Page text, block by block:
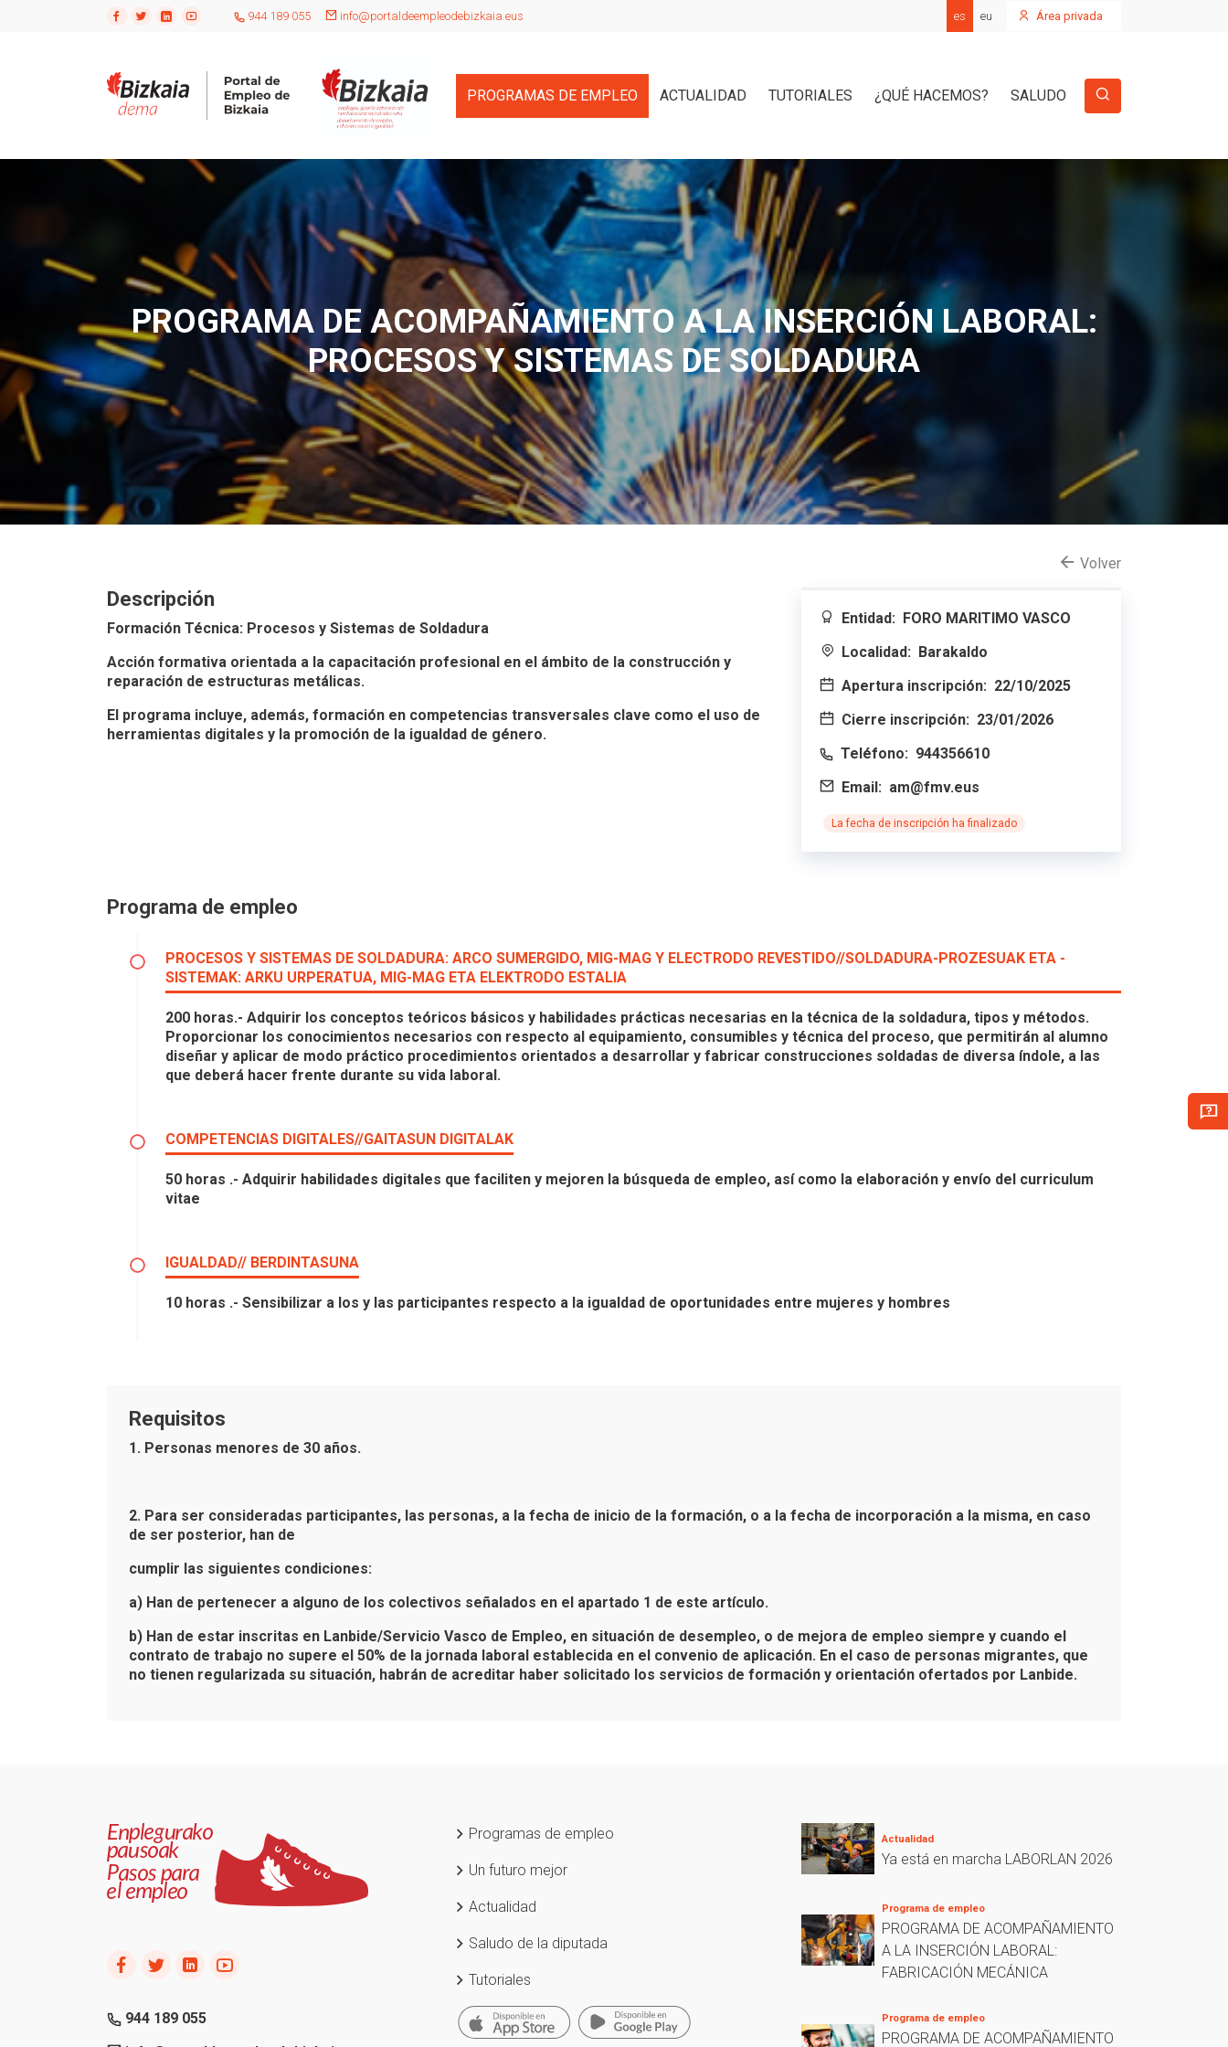
944 189 055 info@portaldeempleodebizkaia.eus es eu Área privada
PROGRAMAS DE EMPLEO ACTUALIDAD TUTORIALES ¿QUÉ HACEMOS? SALUDO
PROGRAMA DE ACOMPAÑAMIENTO A LA INSERCIÓN LABORAL:
PROCESOS Y SISTEMAS DE SOLDADURA
Volver
Descripción
Formación Técnica: Procesos y Sistemas de Soldadura
Acción formativa orientada a la capacitación profesional en el ámbito de la construcción y
reparación de estructuras metálicas.
El programa incluye, además, formación en competencias transversales clave como el uso de
herramientas digitales y la promoción de la igualdad de género.
Entidad: FORO MARITIMO VASCO
Localidad: Barakaldo
Apertura inscripción: 22/10/2025
Cierre inscripción: 23/01/2026
Teléfono: 944356610
Email: am@fmv.eus
La fecha de inscripción ha finalizado
Programa de empleo
PROCESOS Y SISTEMAS DE SOLDADURA: ARCO SUMERGIDO, MIG-MAG Y ELECTRODO REVESTIDO//SOLDADURA-PROZESUAK ETA -
SISTEMAK: ARKU URPERATUA, MIG-MAG ETA ELEKTRODO ESTALIA
200 horas.- Adquirir los conceptos teóricos básicos y habilidades prácticas necesarias en la técnica de la soldadura, tipos y métodos.
Proporcionar los conocimientos necesarios con respecto al equipamiento, consumibles y técnica del proceso, que permitirán al alumno
diseñar y aplicar de modo práctico procedimientos orientados a desarrollar y fabricar construcciones soldadas de diversa índole, a las
que deberá hacer frente durante su vida laboral.
COMPETENCIAS DIGITALES//GAITASUN DIGITALAK
50 horas .- Adquirir habilidades digitales que faciliten y mejoren la búsqueda de empleo, así como la elaboración y envío del curriculum
vitae
IGUALDAD// BERDINTASUNA
10 horas .- Sensibilizar a los y las participantes respecto a la igualdad de oportunidades entre mujeres y hombres
Requisitos
1. Personas menores de 30 años.
2. Para ser consideradas participantes, las personas, a la fecha de inicio de la formación, o a la fecha de incorporación a la misma, en caso
de ser posterior, han de
cumplir las siguientes condiciones:
a) Han de pertenecer a alguno de los colectivos señalados en el apartado 1 de este artículo.
b) Han de estar inscritas en Lanbide/Servicio Vasco de Empleo, en situación de desempleo, o de mejora de empleo siempre y cuando el
contrato de trabajo no supere el 50% de la jornada laboral establecida en el convenio de aplicación. En el caso de personas migrantes, que
no tienen regularizada su situación, habrán de acreditar haber solicitado los servicios de formación y orientación ofertados por Lanbide.
944 189 055
Programas de empleo
Un futuro mejor
Actualidad
Saludo de la diputada
Tutoriales
Actualidad
Ya está en marcha LABORLAN 2026
Programa de empleo
PROGRAMA DE ACOMPAÑAMIENTO
A LA INSERCIÓN LABORAL:
FABRICACIÓN MECÁNICA
Programa de empleo
PROGRAMA DE ACOMPAÑAMIENTO